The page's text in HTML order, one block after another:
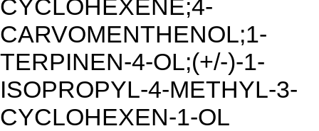
CYCLOHEXENE;4-
CARVOMENTHENOL;1-
TERPINEN-4-OL;(+/-)-1-
ISOPROPYL-4-METHYL-3-
CYCLOHEXEN-1-OL